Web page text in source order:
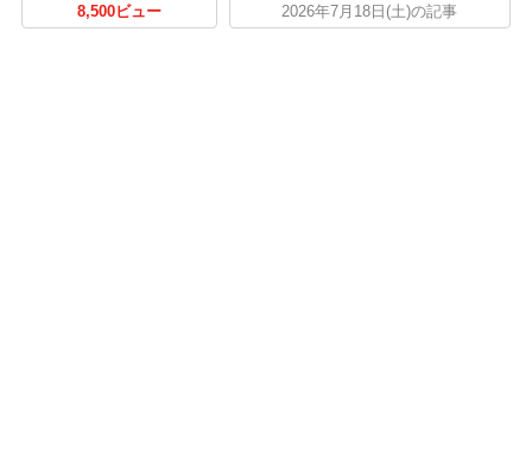
8,500ビュー 2026年7月18日(土)の記事